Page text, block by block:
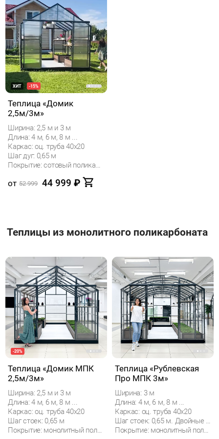
подробнее...
ХИТ -15%
Теплица «Домик
2,5м/3м»
Ширина: 2,5 м и 3 м
Длина: 4 м, 6 м, 8 м ...
Каркас: оц. труба 40х20
Шаг дуг: 0,65 м
Покрытие: сотовый поликарбонат
от 52 999 44 999 ₽
Теплицы из монолитного поликарбоната
-20%
Теплица «Домик МПК
2,5м/3м»
Ширина: 2,5 м и 3 м
Длина: 4 м, 6 м, 8 м ...
Каркас: оц. труба 40х20
Шаг стоек: 0,65 м
Покрытие: монолитный поликарбонат
Теплица «Рублевская
Про МПК 3м»
Ширина: 3 м
Длина: 4 м, 6 м, 8 м ...
Каркас: оц. труба 40х20
Шаг стоек: 0,65 м. Двойные дуги.
Покрытие: монолитный поликарбонат